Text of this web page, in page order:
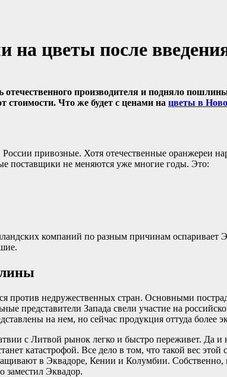
на цветы после
производителя и подняло
стоимости. Что же будет с ценами на цветы в
привозные. Хотя отечественные оранжереи
поставщики не меняются уже многие годы. Это:
компаний по разным причинам оспаривает
против недружественных стран. Основными
представители Запада свели участие на
на нем, но сейчас продукция оттуда более
с Литвой рынок легко и быстро переживет. Да
катастрофой. Все дело в том, что такой вес
в Эквадоре, Кении и Колумбии.
заместил Эквадор.